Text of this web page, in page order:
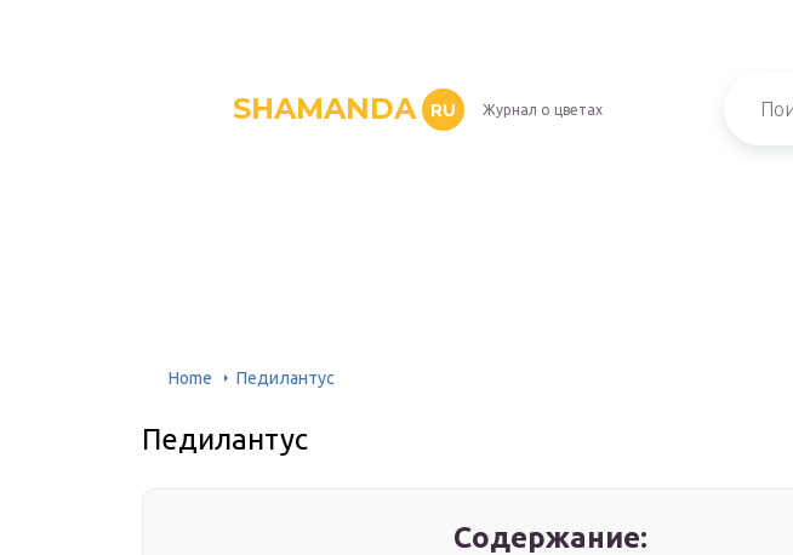
SHAMANDA RU Журнал о цветах
Home Педилантус
Педилантус
Содержание: